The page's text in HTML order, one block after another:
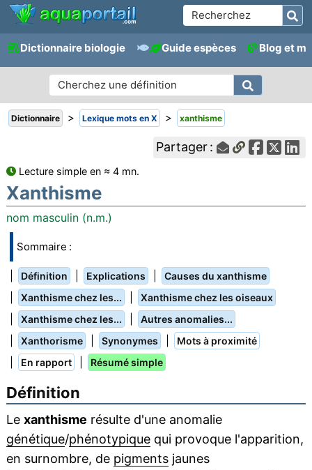
Dictionnaire biologie Guide espèces Blog et
Dictionnaire > Lexique mots en X > xanthisme
Partager :
Lecture simple en ≈ 4 mn.
Xanthisme
nom masculin (n.m.)
Sommaire :
Définition Explications Causes du xanthisme
Xanthisme chez les... Xanthisme chez les oiseaux
Xanthisme chez les... Autres anomalies...
Xanthorisme Synonymes Mots à proximité
En rapport Résumé simple
Définition
Le xanthisme résulte d'une anomalie
génétique/phénotypiquequi provoque l'apparition,
en surnombre, de pigmentsjaunes